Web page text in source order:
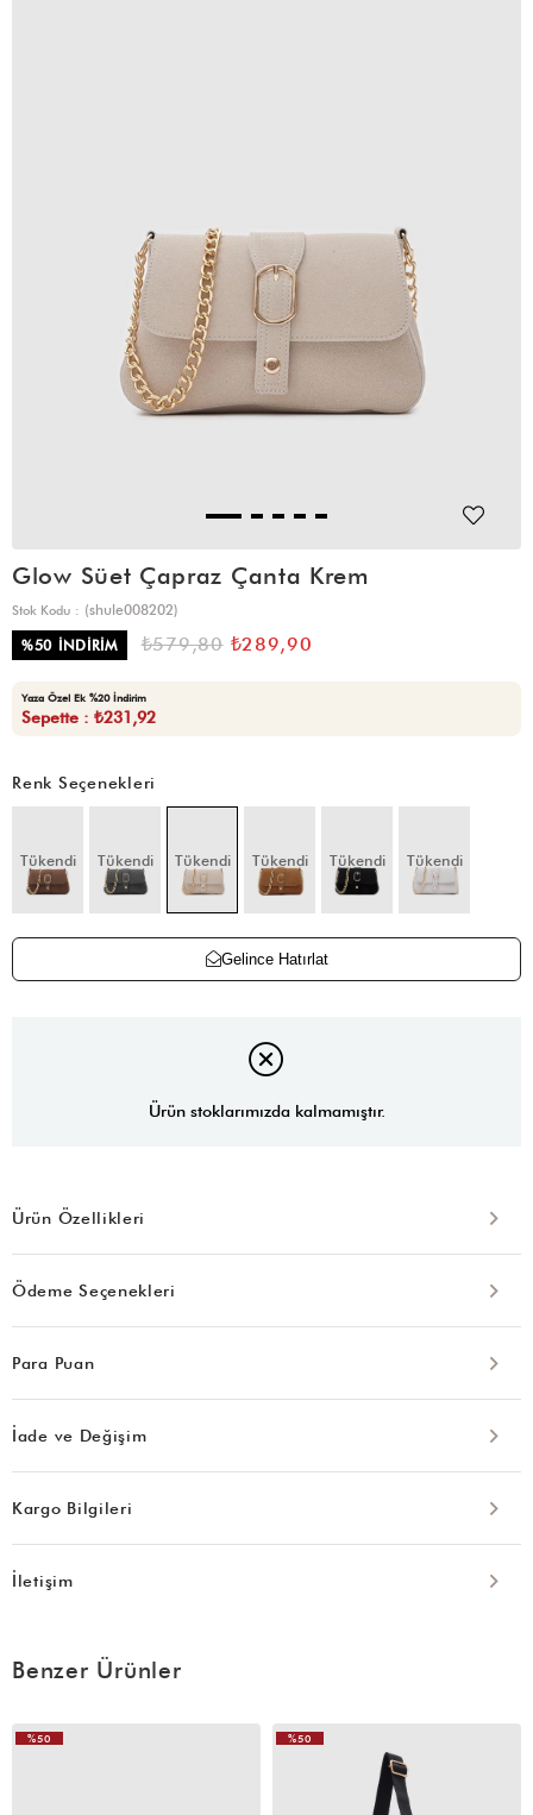
Glow Süet Çapraz Çanta Krem
Stok Kodu
(shule008202)
%50 İNDIRIM ₺579,80 ₺289,90
Yaza Özel Ek %20 İndirim
Sepette : ₺231,92
Renk Seçenekleri
Tükendi Tükendi Tükendi Tükendi Tükendi Tükendi
Gelince Hatırlat
Ürün stoklarımızda kalmamıştır.
Ürün Özellikleri
Ödeme Seçenekleri
Para Puan
İade ve Değişim
Kargo Bilgileri
İletişim
Benzer Ürünler
%50
%50